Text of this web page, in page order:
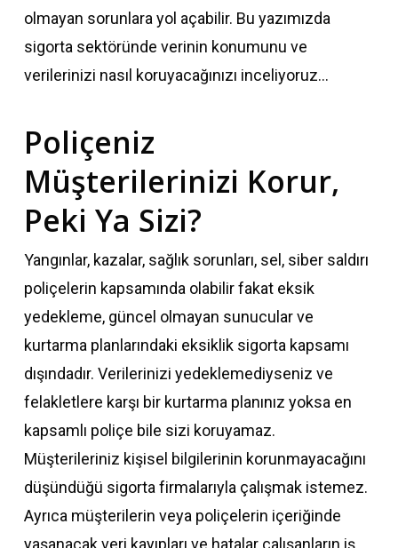
olmayan sorunlara yol açabilir. Bu yazımızda
sigorta sektöründe verinin konumunu ve
verilerinizi nasıl koruyacağınızı inceliyoruz…
Poliçeniz
Müşterilerinizi Korur,
Peki Ya Sizi?
Yangınlar, kazalar, sağlık sorunları, sel, siber saldırı
poliçelerin kapsamında olabilir fakat eksik
yedekleme, güncel olmayan sunucular ve
kurtarma planlarındaki eksiklik sigorta kapsamı
dışındadır. Verilerinizi yedeklemediyseniz ve
felakletlere karşı bir kurtarma planınız yoksa en
kapsamlı poliçe bile sizi koruyamaz.
Müşterileriniz kişisel bilgilerinin korunmayacağını
düşündüğü sigorta firmalarıyla çalışmak istemez.
Ayrıca müşterilerin veya poliçelerin içeriğinde
yaşanacak veri kayıpları ve hatalar çalışanların iş